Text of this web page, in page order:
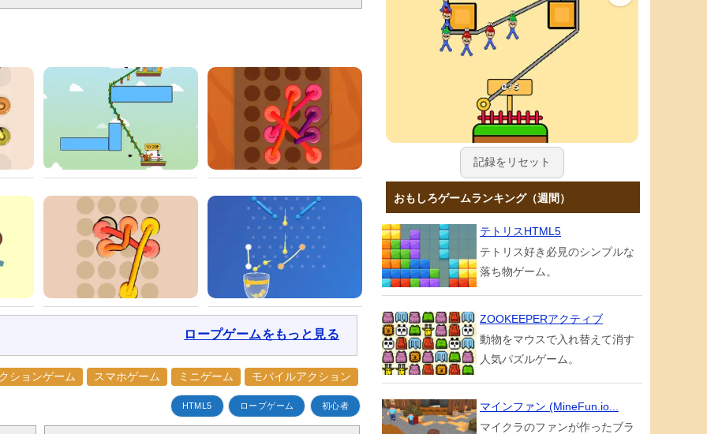
ロープゲームをもっと見る
ションゲーム スマホゲーム ミニゲーム モバイルアクション
HTML5 ロープゲーム 初心者
記録をリセット
おもしろゲームランキング（週間）
テトリスHTML5
テトリス好き必見のシンプルな
落ち物ゲーム。
ZOOKEEPERアクティブ
動物をマウスで入れ替えて消す
人気パズルゲーム。
マインファン (MineFun.io...
マイクラのファンが作ったブラ